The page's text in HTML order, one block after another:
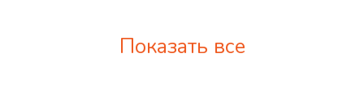
Показать все